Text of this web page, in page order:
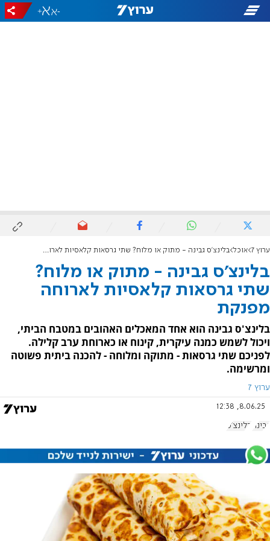
-
+
ערוץ 7 אוכל בלינצ'ס גבינה - מתוק או מלוח? שתי גרסאות קלאסיות לארוחה מפנקת
בלינצ'ס גבינה - מתוק או מלוח?
שתי גרסאות קלאסיות לארוחה
מפנקת
בלינצ'ס גבינה הוא אחד המאכלים האהובים במטבח הביתי,
ויכול לשמש כמנה עיקרית, קינוח או כארוחת ערב קלילה.
לפניכם שתי גרסאות - מתוקה ומלוחה - להכנה ביתית פשוטה
ומרשימה.
ערוץ 7
8.06.25, 12:38
גבינה בלינצ׳ס